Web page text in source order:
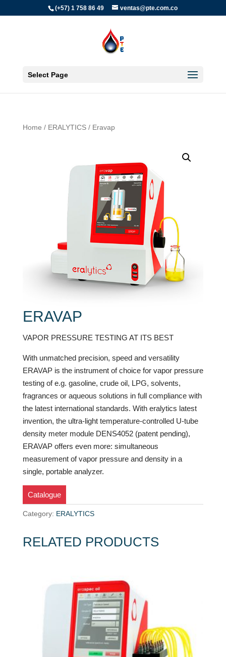
(+57) 1 758 86 49 ventas@pte.com.co
Select Page
Home / ERALYTICS/ Eravap
ERAVAP
VAPOR PRESSURE TESTING AT ITS BEST
With unmatched precision, speed and versatility
ERAVAP is the instrument of choice for vapor pressure
testing of e.g. gasoline, crude oil, LPG, solvents,
fragrances or aqueous solutions in full compliance with
the latest international standards. With eralytics latest
invention, the ultra-light temperature-controlled U-tube
density meter module DENS4052 (patent pending),
ERAVAP offers even more: simultaneous
measurement of vapor pressure and density in a
single, portable analyzer.
Catalogue
Category: ERALYTICS
RELATED PRODUCTS